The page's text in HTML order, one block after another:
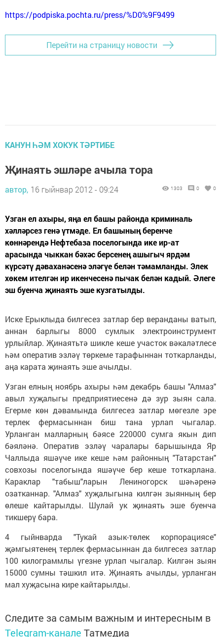
https://podpiska.pochta.ru/press/%D0%9F9499
Перейти на страницу новости
КАНУН ҺӘМ ХОКУК ТӘРТИБЕ
Җинаять эшләре ачыла тора
автор, 16 гыйнвар 2012 - 09:24 1303 0 0
Узган ел ахыры, яңа ел башы районда криминаль
хәлләрсез генә үтмәде. Ел башының беренче
көннәрендә Нефтебаза поселогында ике ир-ат
арасында чыккан бәхәс берсенең ашыгыч ярдәм
күрсәтү дәваханәсенә эләгүе белән тәмамланды. Элек
хөкем ителгән ир икенчесенә пычак белән кадый. Әлеге
эш буенча җинаять эше кузгатылды.
Иске Ерыклыда билгесез затлар бер веранданы ватып,
аннан барлыгы 8000 сумлык электроинструмент
урлыйлар. Җинаятьтә шикле кеше участок вәкаләтлесе
һәм оператив эзләү төркеме тарафыннан тоткарланды,
аңа карата җинаять эше ачылды.
Узган елның ноябрь ахыры һәм декабрь башы "Алмаз"
авыл хуҗалыгы предприятиесенә дә зур зыян сала.
Егерме көн дәвамында билгесез затлар мөгезле эре
терлек фермасыннан биш тана урлап чыгалар.
Урланган малларның бәясе 220000 сумга якын дип
бәяләнә. Оператив эзләү чаралары барышында Яр
Чаллыда яшәүче ике кеше һәм районның "Татарстан"
совхозы поселогында яшәүче бер кеше тоткарлана.
Караклар "табыш"ларын Лениногорск шәһәренә
озатканнар. "Алмаз" хуҗалыгына килгән зыянның бер
өлеше кайтарылды. Шулай ук җинаять эше буенча
тикшерү бара.
4 гыйнварда "Тукай азык-төлек корпорациясе"
җәмгыятенең терлек фермасыннан да билгесез затлар
100 килограммлы үгезне урлап чыгалар. Килгән зыян
15000 сумны тәшкил итә. Җинаять ачылды, урланган
мал хуҗасына кире кайтарылды.
Следите за самым важным и интересным в
Telegram-канале Татмедиа